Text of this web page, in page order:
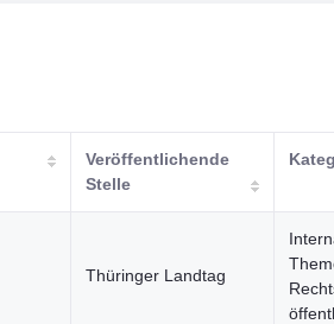
Veröffentlichende
Stelle
Thüringer Landtag